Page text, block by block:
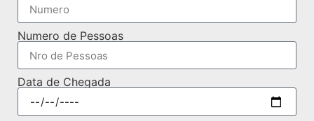
Numero de Pessoas
Data de Chegada